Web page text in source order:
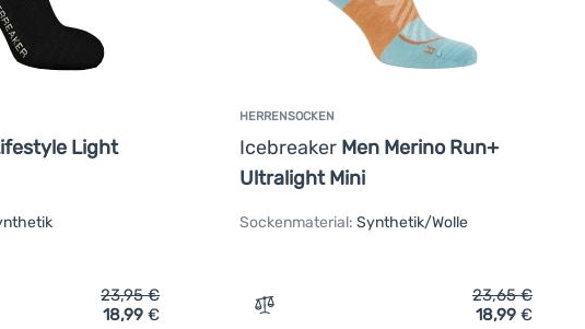
Crew' hinzufügen
Light
Icebreaker M Lifestyle Light Crew' hinzufügen
23,95€
18,99€
HERRENSOCKEN
Icebreaker Men Merino Run+
Ultralight Mini
Sockenmaterial: Synthetik/Wolle
Zum Vergleich 'Herrensocken
23,65€
18,99 €